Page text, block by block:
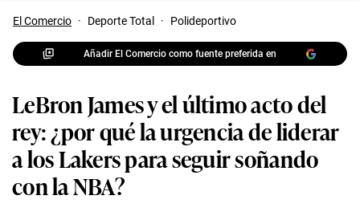
El Comercio · Deporte Total · Polideportivo
Añadir El Comercio como fuente preferida en
LeBron James y el último acto del
rey: ¿por qué la urgencia de liderar
a los Lakers para seguir soñando
con la NBA?